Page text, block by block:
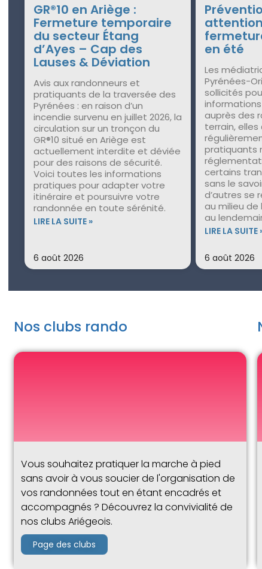
GR®10 en Ariège :
Fermeture temporaire
du secteur Étang
d’Ayes – Cap des
Lauses & Déviation
Avis aux randonneurs et
pratiquants de la traversée des
Pyrénées : en raison d’un
incendie survenu en juillet 2026, la
circulation sur un tronçon du
GR®10 situé en Ariège est
actuellement interdite et déviée
pour des raisons de sécurité.
Voici toutes les informations
pratiques pour adapter votre
itinéraire et poursuivre votre
randonnée en toute sérénité.
LIRE LA SUITE »
6 août 2026
en été
Les
Pyrénées-
sollicités
auprès des
terrain,
pratiquants
certains
sans le
d’autres se
au milieu de
au
LIRE LA SUITE
6 août 2026
Nos clubs rando
Vous souhaitez pratiquer la marche à pied
sans avoir à vous soucier de l'organisation de
vos randonnées tout en étant encadrés et
accompagnés ? Découvrez la convivialité de
nos clubs Ariégeois.
Page des clubs